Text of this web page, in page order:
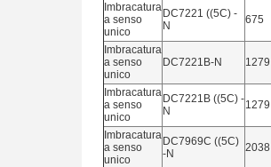
Imbracatura
a senso
unico
DC7221 ((5C) -
N
675
Imbracatura
a senso
unico
DC7221B-N 1279
Imbracatura
a senso
unico
DC7221B ((5C) -
N
1279
Imbracatura
a senso
unico
DC7969C ((5C)
-N
2038